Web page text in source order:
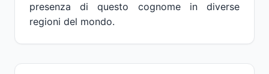
presenza di questo cognome in diverse
regioni del mondo.